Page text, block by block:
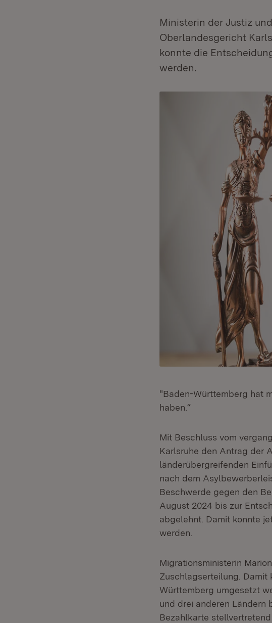
Ministerin der Justiz
Oberlandesgericht
konnte die
werden.
"Baden-Württemberg hat
haben.“
Mit Beschluss vom
Karlsruhe den Antrag der
länderübergreifenden
nach dem
Beschwerde gegen den
August 2024 bis zur
abgelehnt. Damit konnte
werden.
Migrationsministerin
Zuschlagserteilung. Damit
Württemberg umgesetzt
und drei anderen Ländern
Bezahlkarte